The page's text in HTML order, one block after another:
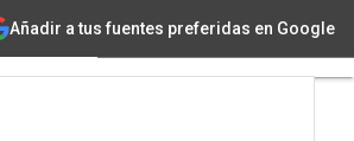
Añadir a tus fuentes preferidas en Google
Tecnología